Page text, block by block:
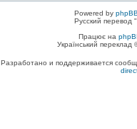
Powered by
Русский перевод
Працює на
Український
Разработано и поддерживается